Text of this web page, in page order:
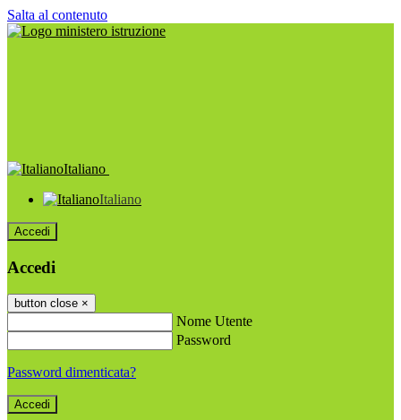
Salta al contenuto
Italiano
Italiano
Accedi
Accedi
button close ×
Nome Utente
Password
Password dimenticata?